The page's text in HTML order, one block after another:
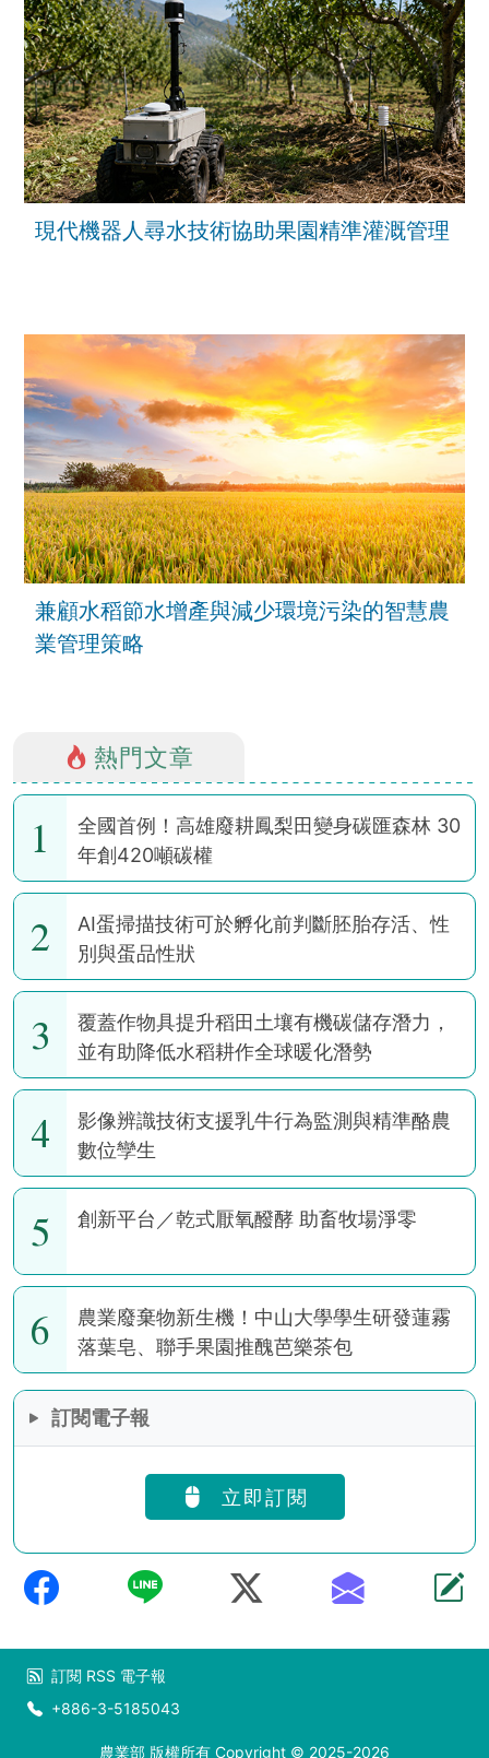
現代機器人尋水技術協助果園精準灌溉管理
兼顧水稻節水增產與減少環境污染的智慧農
業管理策略
熱門文章
1
全國首例！高雄廢耕鳳梨田變身碳匯森林 30
年創420噸碳權
2
AI蛋掃描技術可於孵化前判斷胚胎存活、性
別與蛋品性狀
3
覆蓋作物具提升稻田土壤有機碳儲存潛力，
並有助降低水稻耕作全球暖化潛勢
4
影像辨識技術支援乳牛行為監測與精準酪農
數位孿生
5 創新平台／乾式厭氧醱酵 助畜牧場淨零
6
農業廢棄物新生機！中山大學學生研發蓮霧
落葉皂、聯手果園推醜芭樂茶包
訂閱電子報
立即訂閱
訂閱 RSS 電子報
+886-3-5185043
農業部 版權所有 Copyright © 2025-2026